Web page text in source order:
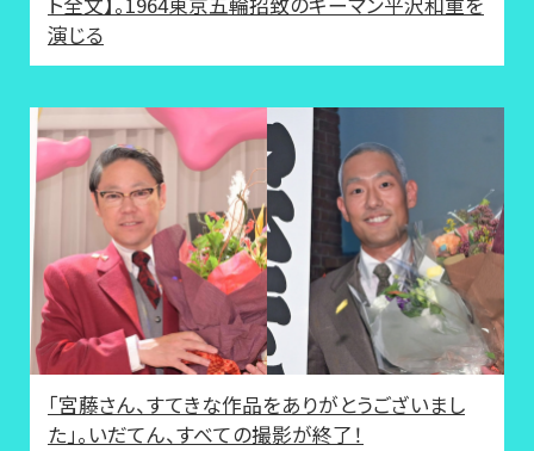
演じる
「宮藤さん、すてきな作品をありがとうございまし
た」。いだてん、すべての撮影が終了！